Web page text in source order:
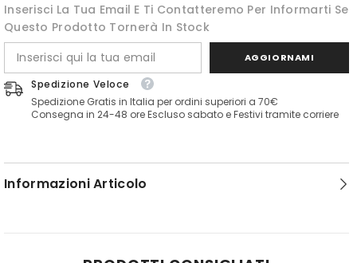
Inserisci La Tua Email E Ti Contatteremo Per Informarti Se
Questo Prodotto Tornerà In Stock
AGGIORNAMI
Spedizione Veloce
Spedizione Gratis in Italia per ordini superiori a 70€
Consegna in 24-48 ore Escluso sabato e Festivi tramite corriere
Informazioni Articolo